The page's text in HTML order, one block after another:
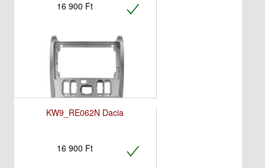
16 900 Ft
KW9_RE062N Dacia
16 900 Ft